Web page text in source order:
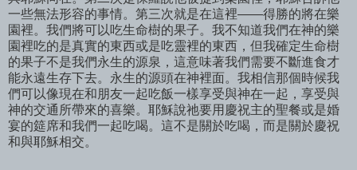
一些無法形容的事情。第三次就是在這裡——得勝的將在樂
園裡。我們將可以吃生命樹的果子。我不知道我們在神的樂
園裡吃的是真實的東西或是吃靈裡的東西，但我確定生命樹
的果子不是我們永生的源泉，這意味著我們需要不斷進食才
能永遠生存下去。永生的源頭在神裡面。我相信那個時候我
們可以像現在和朋友一起吃飯一樣享受與神在一起，享受與
神的交通所帶來的喜樂。耶穌說祂要用慶祝主的聖餐或是婚
宴的筵席和我們一起吃喝。這不是關於吃喝，而是關於慶祝
和與耶穌相交。